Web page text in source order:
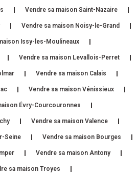
Vendre sa maison Saint-Nazaire
Vendre sa maison Noisy-le-Grand
Issy-les-Moulineaux
Vendre sa maison Levallois-Perret
Vendre sa maison Calais
Vendre sa maison Vénissieux
Évry-Courcouronnes
Vendre sa maison Valence
Seine Vendre sa maison Bourges
Vendre sa maison Antony
sa maison Troyes